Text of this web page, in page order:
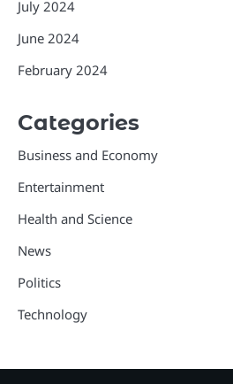
July 2024
June 2024
February 2024
Categories
Business and Economy
Entertainment
Health and Science
News
Politics
Technology